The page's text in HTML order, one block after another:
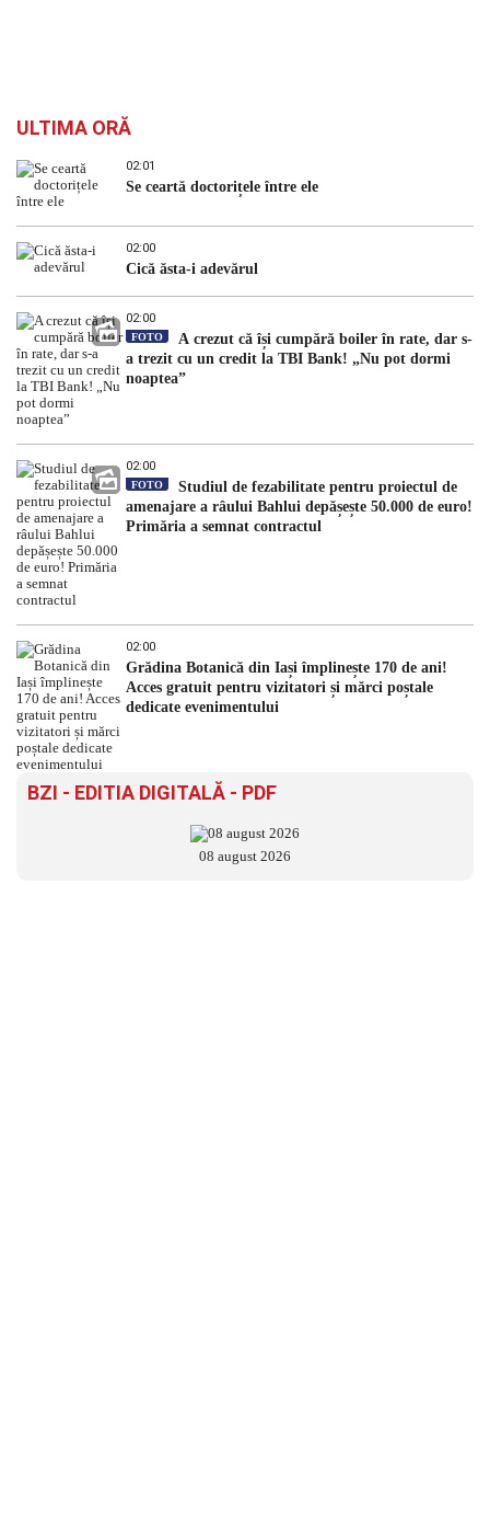
ULTIMA ORĂ
02:01
Se ceartă doctorițele între ele
02:00
Cică ăsta-i adevărul
02:00
FOTO
A crezut că își cumpără boiler în rate, dar s-
a trezit cu un credit la TBI Bank! „Nu pot dormi
noaptea”
02:00
FOTO
Studiul de fezabilitate pentru proiectul de
amenajare a râului Bahlui depășește 50.000 de euro!
Primăria a semnat contractul
02:00
Grădina Botanică din Iași împlinește 170 de ani!
Acces gratuit pentru vizitatori și mărci poștale
dedicate evenimentului
BZI - EDITIA DIGITALĂ - PDF
08 august 2026